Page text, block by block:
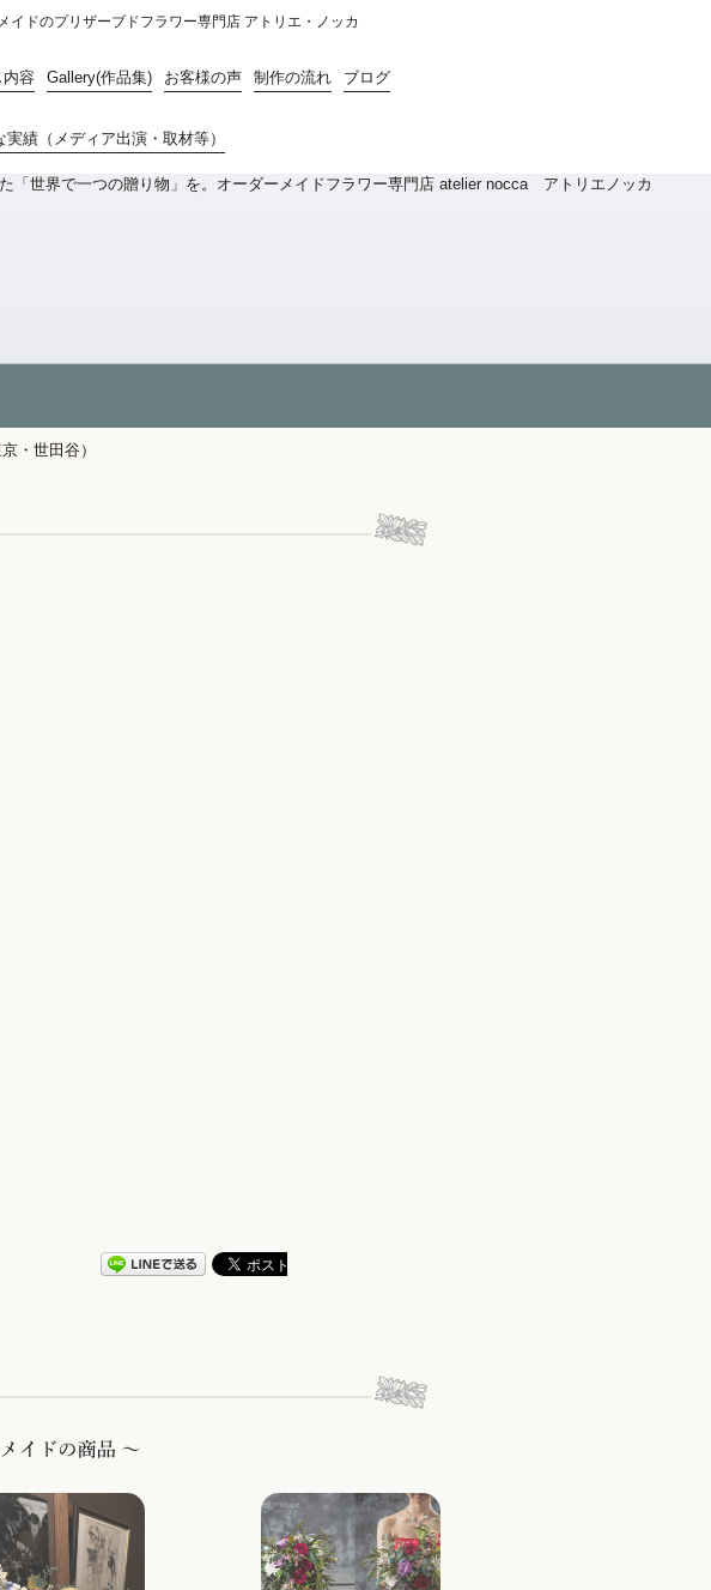
イドのプリザーブドフラワー専門店 アトリエ・ノッカ
容 Gallery(作品集) お客様の声 制作の流れ ブログ
実績（メディア出演・取材等）
・世田谷）